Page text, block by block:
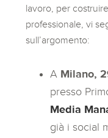
lavoro, per
professionale, vi
sull’argomento:
A Milano,
presso
Media
già i social